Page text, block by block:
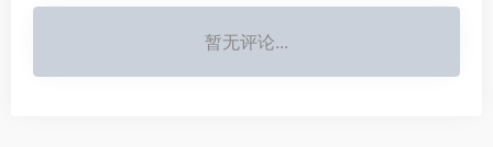
暂无评论...